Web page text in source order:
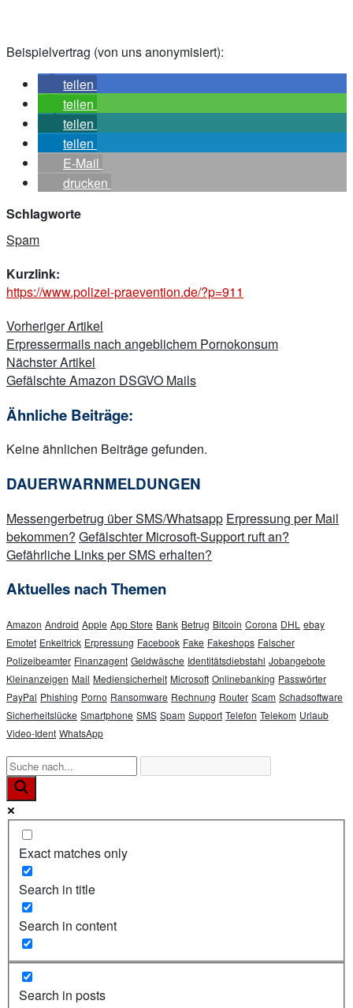
Beispielvertrag (von uns anonymisiert):
teilen
teilen
teilen
teilen
E-Mail
drucken
Schlagworte
Spam
Kurzlink:
https://www.polizei-praevention.de/?p=911
Beitragsnavigation
Vorheriger Artikel
Erpressermails nach angeblichem Pornokonsum
Nächster Artikel
Gefälschte Amazon DSGVO Mails
Ähnliche Beiträge:
Keine ähnlichen Beiträge gefunden.
DAUERWARNMELDUNGEN
Messengerbetrug über SMS/Whatsapp Erpressung per Mail
bekommen? Gefälschter Microsoft-Support ruft an?
Gefährliche Links per SMS erhalten?
Aktuelles nach Themen
Amazon Android Apple App Store Bank Betrug Bitcoin Corona DHL ebay
Emotet Enkeltrick Erpressung Facebook Fake Fakeshops Falscher
Polizeibeamter Finanzagent Geldwäsche Identitätsdiebstahl Jobangebote
Kleinanzeigen Mail Mediensicherheit Microsoft Onlinebanking Passwörter
PayPal Phishing Porno Ransomware Rechnung Router Scam Schadsoftware
Sicherheitslücke Smartphone SMS Spam Support Telefon Telekom Urlaub
Video-Ident WhatsApp
Exact matches only
Search in title
Search in content
Search in posts